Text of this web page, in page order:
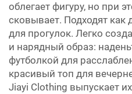
облегает фигуру, но при
сковывает. Подходят как
для прогулок. Легко
и нарядный образ:
футболкой для
красивый топ для
Jiayi Clothing выпускает